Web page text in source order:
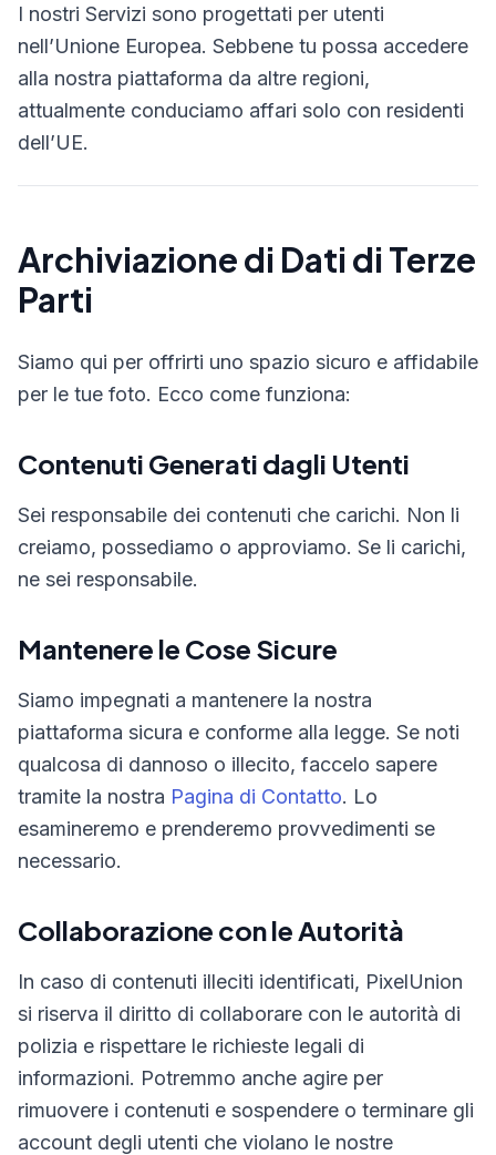
I nostri Servizi sono progettati per utenti
nell’Unione Europea. Sebbene tu possa accedere
alla nostra piattaforma da altre regioni,
attualmente conduciamo affari solo con residenti
dell’UE.
Archiviazione di Dati di Terze
Parti
Siamo qui per offrirti uno spazio sicuro e affidabile
per le tue foto. Ecco come funziona:
Contenuti Generati dagli Utenti
Sei responsabile dei contenuti che carichi. Non li
creiamo, possediamo o approviamo. Se li carichi,
ne sei responsabile.
Mantenere le Cose Sicure
Siamo impegnati a mantenere la nostra
piattaforma sicura e conforme alla legge. Se noti
qualcosa di dannoso o illecito, faccelo sapere
tramite la nostra Pagina di Contatto. Lo
esamineremo e prenderemo provvedimenti se
necessario.
Collaborazione con le Autorità
In caso di contenuti illeciti identificati, PixelUnion
si riserva il diritto di collaborare con le autorità di
polizia e rispettare le richieste legali di
informazioni. Potremmo anche agire per
rimuovere i contenuti e sospendere o terminare gli
account degli utenti che violano le nostre